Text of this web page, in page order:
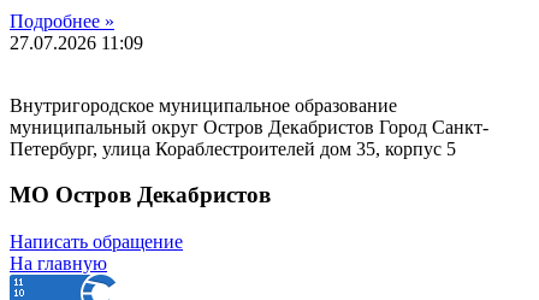
Подробнее »
27.07.2026 11:09
Внутригородское муниципальное образование
муниципальный округ Остров Декабристов Город Санкт-
Петербург, улица Кораблестроителей дом 35, корпус 5
МО Остров Декабристов
Написать обращение
На главную